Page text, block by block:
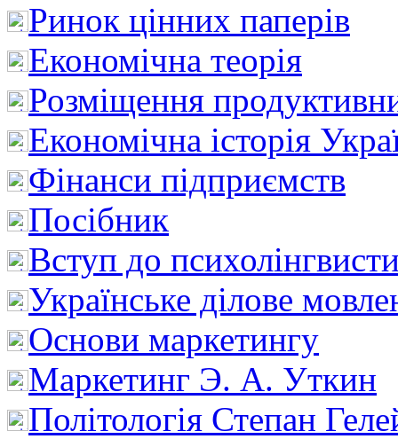
Ринок цінних паперів
Економічна теорія
Розміщення
Економічна історія
Фінанси підприємств
Посібник
Вступ до
Українське ділове
Основи маркетингу
Маркетинг Э. А. Уткин
Політологія Степан